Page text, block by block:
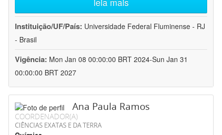
Instituição/UF/País: Universidade Federal Fluminense - RJ
- Brasil
Vigência: Mon Jan 08 00:00:00 BRT 2024-Sun Jan 31
00:00:00 BRT 2027
Ana Paula Ramos
COORDENADOR(A)
CIÊNCIAS EXATAS E DA TERRA